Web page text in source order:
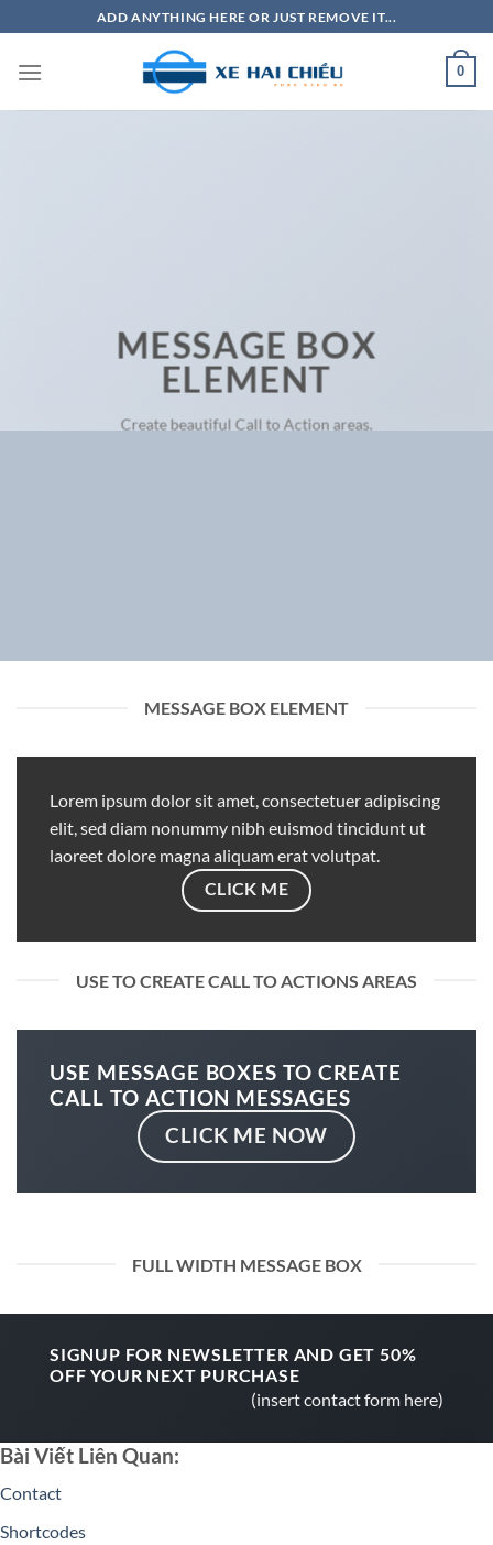
qua
nội
ADD ANYTHING HERE OR JUST REMOVE IT...
0
MESSAGE BOX
ELEMENT
Create beautiful Call to Action areas.
MESSAGE BOX ELEMENT
Lorem ipsum dolor sit amet, consectetuer adipiscing
elit, sed diam nonummy nibh euismod tincidunt ut
laoreet dolore magna aliquam erat volutpat.
CLICK ME
USE TO CREATE CALL TO ACTIONS AREAS
USE MESSAGE BOXES TO CREATE
CALL TO ACTION MESSAGES
CLICK ME NOW
FULL WIDTH MESSAGE BOX
SIGNUP FOR NEWSLETTER AND GET 50%
OFF YOUR NEXT PURCHASE
(insert contact form here)
Bài Viết Liên Quan:
Contact
Shortcodes